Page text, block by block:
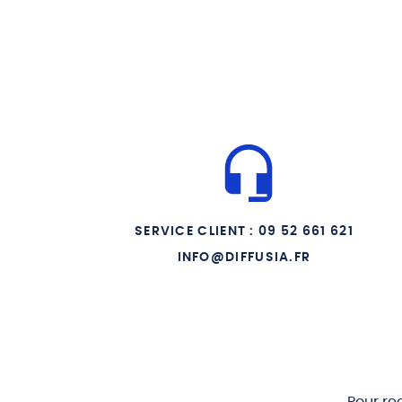
SERVICE CLIENT : 09 52 661 621
INFO@DIFFUSIA.FR